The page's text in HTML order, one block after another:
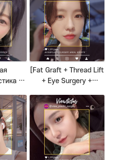
Eunjung | Plastic
Surgery Korea
+
+
+
[Fat Graft + Thread Lift
+ Eye Surgery +